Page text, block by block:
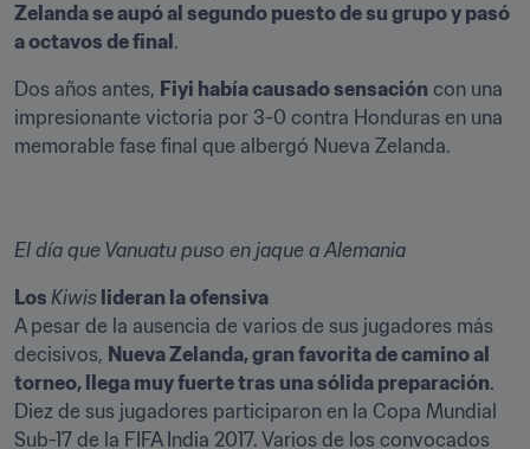
Zelanda se aupó al segundo puesto de su grupo y pasó
a octavos de final .
Dos años antes, Fiyi había causado sensación con una
impresionante victoria por 3-0 contra Honduras en una
memorable fase final que albergó Nueva Zelanda.
El día que Vanuatu puso en jaque a Alemania
Los ﻿ Kiwis ﻿ lideran la ofensiva
A pesar de la ausencia de varios de sus jugadores más
decisivos, Nueva Zelanda, gran favorita de camino al
torneo, llega muy fuerte tras una sólida preparación.
Diez de sus jugadores participaron en la Copa Mundial
Sub-17 de la FIFA India 2017. Varios de los convocados